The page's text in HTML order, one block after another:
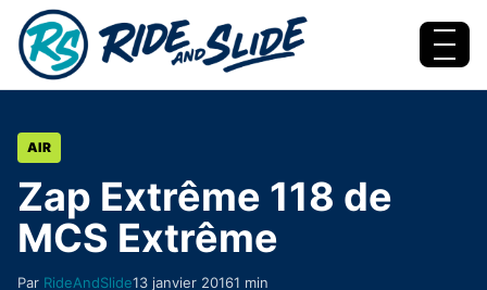
Aller au contenu
Menu
AIR
Zap Extrême 118 de
MCS Extrême
Par RideAndSlide13 janvier 20161 min